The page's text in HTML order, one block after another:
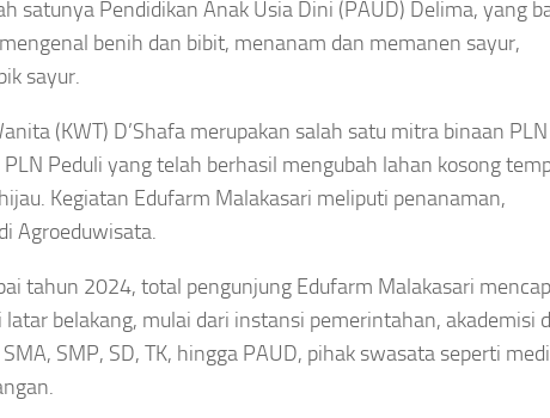
satunya Pendidikan Anak Usia Dini (PAUD) Delima, yang
benih dan bibit, menanam dan memanen sayur,
sayur.
(KWT) D’Shafa merupakan salah satu mitra binaan PLN
Peduli yang telah berhasil mengubah lahan kosong
Kegiatan Edufarm Malakasari meliputi penanaman,
Agroeduwisata.
tahun 2024, total pengunjung Edufarm Malakasari
belakang, mulai dari instansi pemerintahan, akademisi
SMP, SD, TK, hingga PAUD, pihak swasata seperti